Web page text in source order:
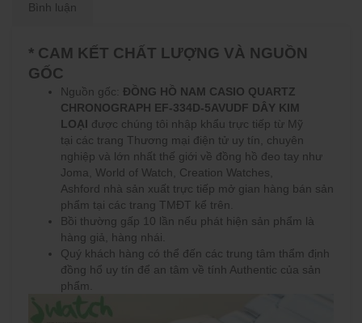
Bình luận
* CAM KẾT CHẤT LƯỢNG VÀ NGUỒN
GỐC
Nguồn gốc: ĐỒNG HỒ NAM CASIO QUARTZ
CHRONOGRAPH EF-334D-5AVUDF DÂY KIM
LOẠI được chúng tôi nhập khẩu trực tiếp từ Mỹ
tại các trang Thương mại điện tử uy tín, chuyên
nghiệp và lớn nhất thế giới về đồng hồ đeo tay như
Joma, World of Watch, Creation Watches,
Ashford nhà sản xuất trực tiếp mở gian hàng bán sản
phẩm tại các trang TMĐT kể trên.
Bồi thường gấp 10 lần nếu phát hiện sản phẩm là
hàng giả, hàng nhái.
Quý khách hàng có thể đến các trung tâm thẩm định
đồng hổ uy tín để an tâm về tính Authentic của sản
phẩm.